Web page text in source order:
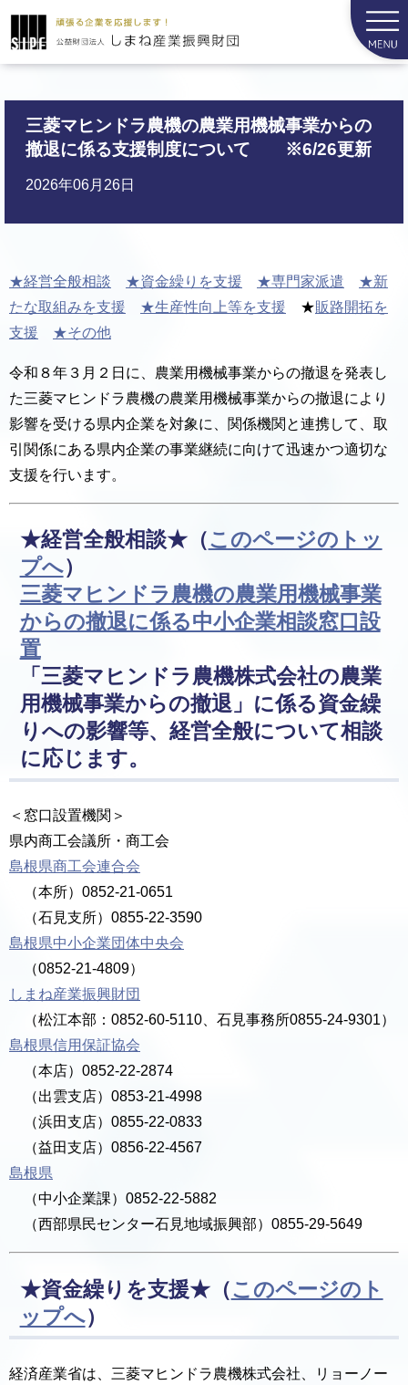
三菱マヒンドラ農機の農業用機械事業からの
撤退に係る支援制度について ※6/26更新
2026年06月26日
★経営全般相談 ★資金繰りを支援 ★専門家派遣
★新
たな取組みを支援
★生産性向上等を支援 ★販路開拓を
支援
★その他
令和８年３月２日に、農業用機械事業からの撤退を発表し
た三菱マヒンドラ農機の農業用機械事業からの撤退により
影響を受ける県内企業を対象に、関係機関と連携して、取
引関係にある県内企業の事業継続に向けて迅速かつ適切な
支援を行います。
★経営全般相談★（このページのトッ
プへ）
三菱マヒンドラ農機の農業用機械事業
からの撤退に係る中小企業相談窓口設
置
「三菱マヒンドラ農機株式会社の農業
用機械事業からの撤退」に係る資金繰
りへの影響等、経営全般について相談
に応じます。
＜窓口設置機関＞
県内商工会議所・商工会
島根県商工会連合会
（本所）0852-21-0651
（石見支所）0855-22-3590
島根県中小企業団体中央会
（0852-21-4809）
しまね産業振興財団
（松江本部：0852-60-5110、石見事務所0855-24-9301）
島根県信用保証協会
（本店）0852-22-2874
（出雲支店）0853-21-4998
（浜田支店）0855-22-0833
（益田支店）0856-22-4567
島根県
（中小企業課）0852-22-5882
（西部県民センター石見地域振興部）0855-29-5649
★資金繰りを支援★（このページのト
ップへ）
経済産業省は、三菱マヒンドラ農機株式会社、リョーノー